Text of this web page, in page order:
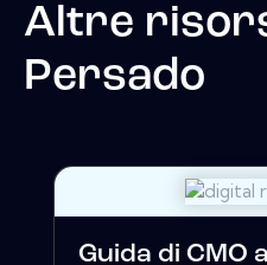
Altre
Persado
Guida di CMO